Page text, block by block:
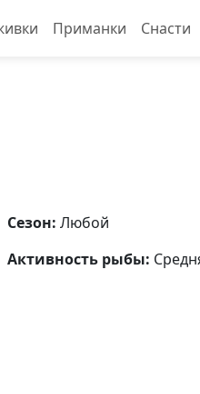
Приманки Снасти
Сезон: Любой
Активность рыбы: